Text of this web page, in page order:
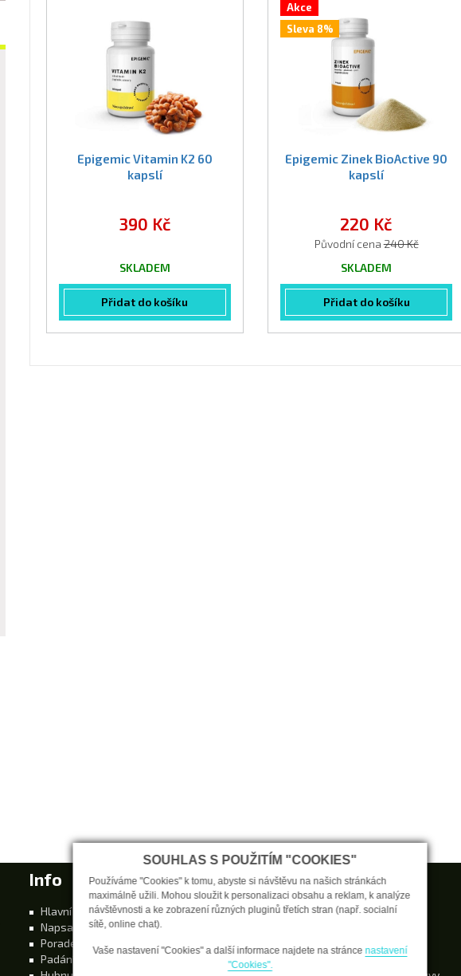
SOUHLAS S POUŽITÍM "COOKIES"
Používáme "Cookies" k tomu, abyste si návštěvu na našich stránkách
maximálně užili. Mohou sloužit k personalizaci obsahu a reklam, k analýze
návštěvnosti a ke zobrazení různých pluginů třetích stran (např. socialní
sítě, online chat).
Vaše nastavení "Cookies" a další informace najdete na stránce nastavení
"Cookies".
Epigemic Vitamin K2 60
kapslí
390 Kč
SKLADEM
Přidat do košíku
Akce
Sleva 8%
Epigemic Zinek BioActive 90
kapslí
220 Kč
Původní cena240 Kč
SKLADEM
Přidat do košíku
Info
Hlavní stránka
Napsali o nás
Poradenství
Padání vlasů
O nákupu
Vstoupit do e-shopu
Doprava a platba
Obchodní podmínky